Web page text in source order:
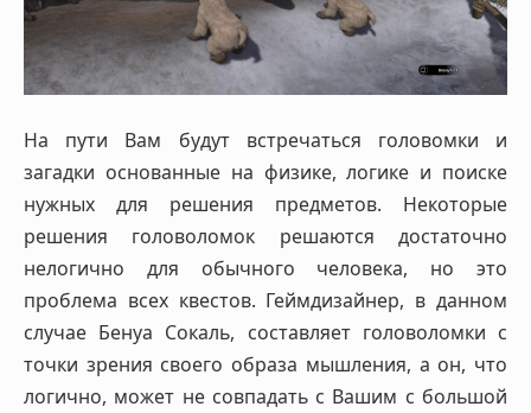
На пути Вам будут встречаться головомки и
загадки основанные на физике, логике и поиске
нужных для решения предметов. Некоторые
решения головоломок решаются достаточно
нелогично для обычного человека, но это
проблема всех квестов. Геймдизайнер, в данном
случае Бенуа Сокаль, составляет головоломки с
точки зрения своего образа мышления, а он, что
логично, может не совпадать с Вашим с большой